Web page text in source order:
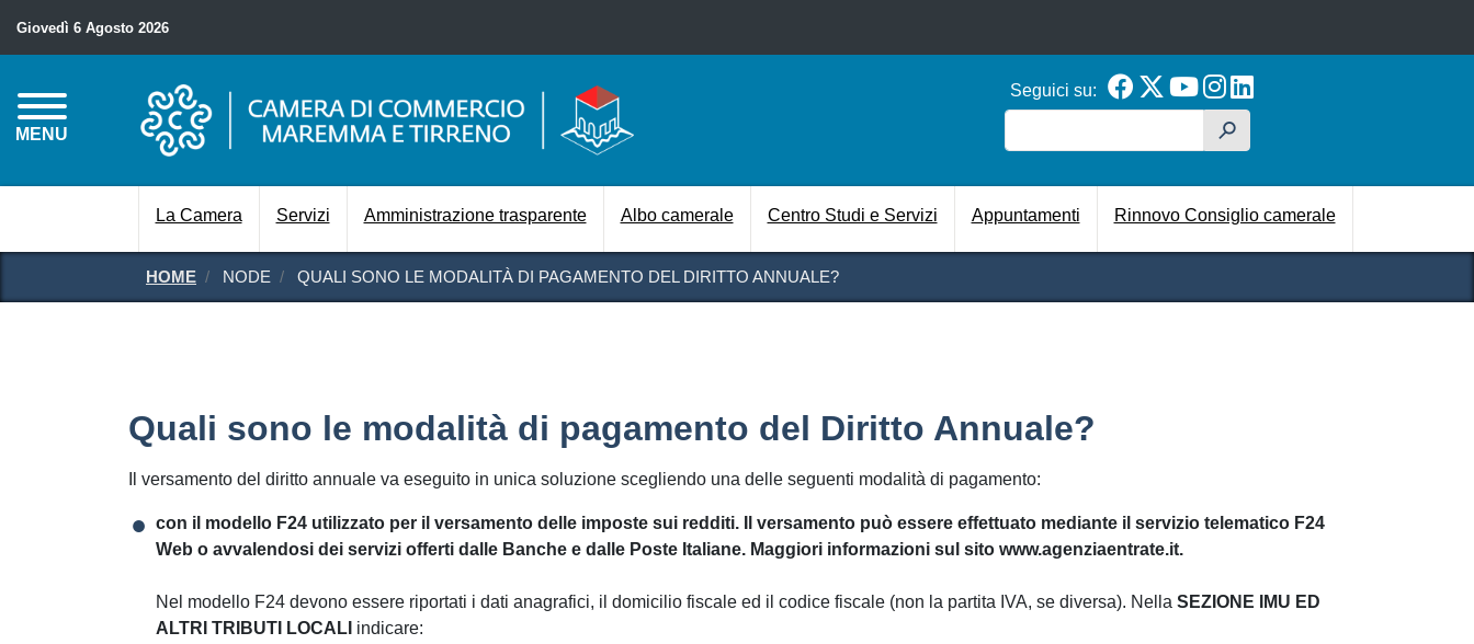
Giovedì 6 Agosto 2026
MENU
Seguici su:
h
Navigazione principale
La Camera Servizi Amministrazione trasparente Albo camerale Centro Studi e Servizi Appuntamenti Rinnovo Consiglio camerale
HOME NODE QUALI SONO LE MODALITÀ DI PAGAMENTO DEL DIRITTO ANNUALE?
Quali sono le modalità di pagamento del Diritto Annuale?
Il versamento del diritto annuale va eseguito in unica soluzione scegliendo una delle seguenti modalità di pagamento:
con il modello F24 utilizzato per il versamento delle imposte sui redditi. Il versamento può essere effettuato mediante il servizio telematico F24
Web o avvalendosi dei servizi offerti dalle Banche e dalle Poste Italiane. Maggiori informazioni sul sito www.agenziaentrate.it.
Nel modello F24 devono essere riportati i dati anagrafici, il domicilio fiscale ed il codice fiscale (non la partita IVA, se diversa). Nella SEZIONE IMU ED
ALTRI TRIBUTI LOCALI indicare: